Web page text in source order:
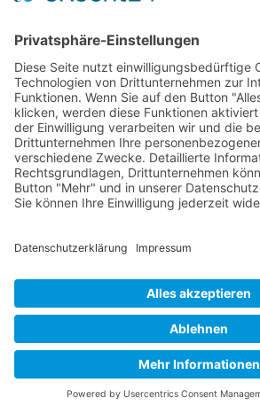
Das Team
Organisation
Jakob Lenz
Christian Hafften
Wettfahrtleitung